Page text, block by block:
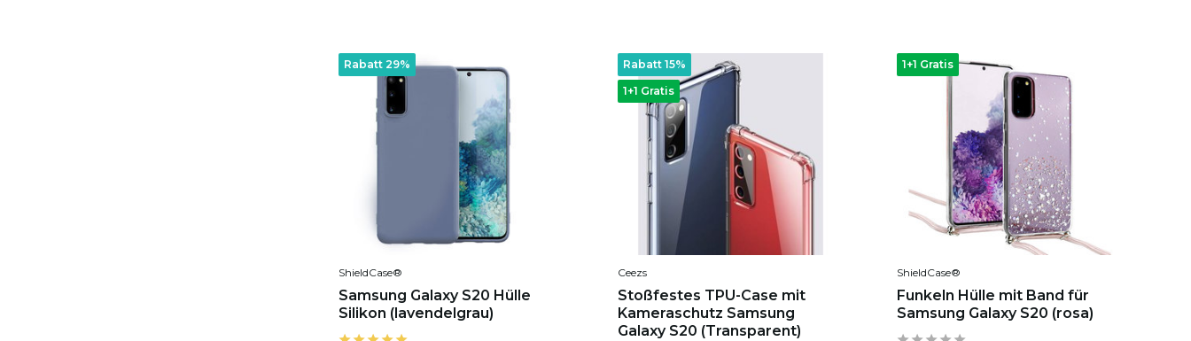
Rabatt 29%
ShieldCase®
Samsung Galaxy S20 Hülle
Silikon (lavendelgrau)
1+1 Gratis
Rabatt 15%
Ceezs
Stoßfestes TPU-Case mit
Kameraschutz Samsung
Galaxy S20 (Transparent)
1+1 Gratis
ShieldCase®
Funkeln Hülle mit Band für
Samsung Galaxy S20 (rosa)